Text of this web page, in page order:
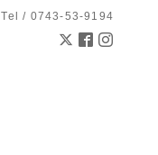
Tel / 0743-53-9194